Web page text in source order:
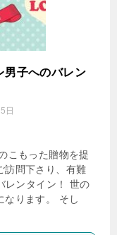
男子へのバレン
日
こもった贈物を提
訪問下さり、有難
レンタイン！ 世の
なります。 そし